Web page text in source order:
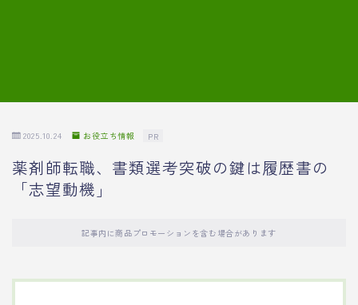
2025.10.24 お役立ち情報 PR
薬剤師転職、書類選考突破の鍵は履歴書の
「志望動機」
記事内に商品プロモーションを含む場合があります